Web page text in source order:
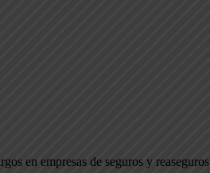
en empresas de seguros y reaseguros